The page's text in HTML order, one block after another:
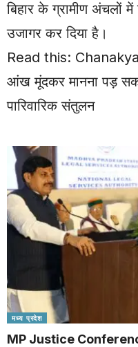
बिहार के ग्रामीण अंचलों
उजागर कर दिया है।
Read this: Chanakya
आंख मूंदकर मानना पड़
पारिवारिक संतुलन
मध्य प्रदेश
MP Justice Conference